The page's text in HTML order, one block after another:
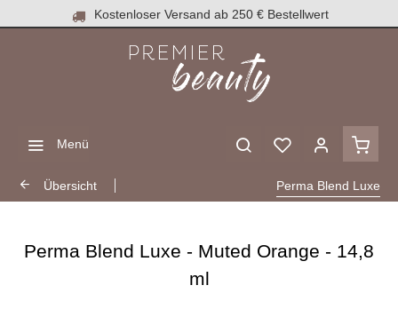
Kostenloser Versand ab 250 € Bestellwert
Menü
Übersicht Perma Blend Luxe
Perma Blend Luxe - Muted Orange - 14,8
ml